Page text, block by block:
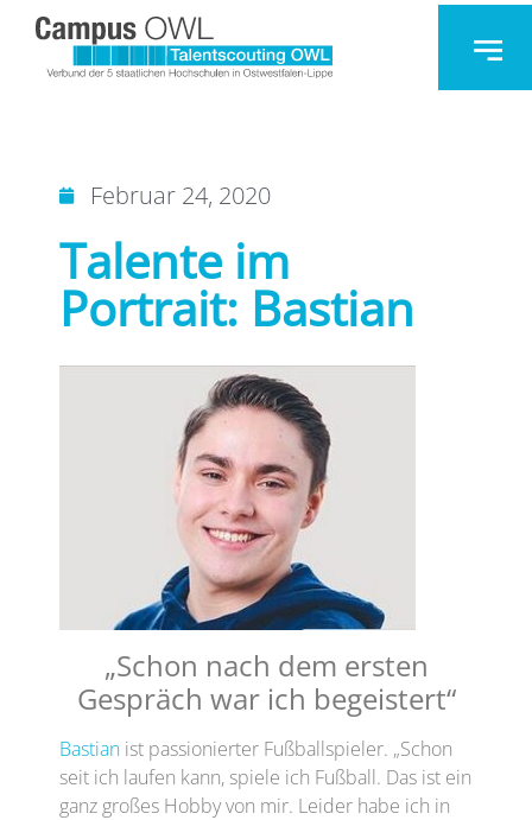
Februar 24, 2020
Talente im
Portrait: Bastian
„Schon nach dem ersten
Gespräch war ich begeistert“
Bastian ist passionierter Fußballspieler. „Schon
seit ich laufen kann, spiele ich Fußball. Das ist ein
ganz großes Hobby von mir. Leider habe ich in